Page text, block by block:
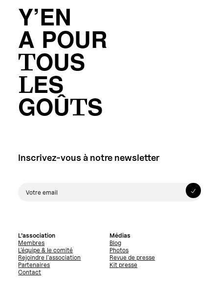
Y’EN
A POUR
TOUS
LES
GOÛTS
Inscrivez-vous à notre newsletter
L’association
Membres
L’équipe & le comité
Rejoindre l’association
Partenaires
Contact
Médias
Blog
Photos
Revue de presse
Kit presse